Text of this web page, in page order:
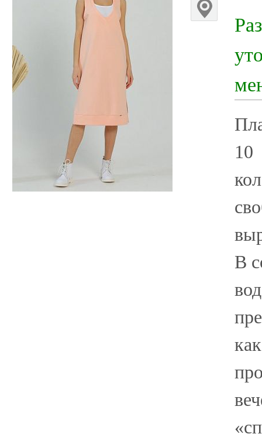
10
В